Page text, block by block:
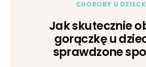
CHOROBY U
Jak skutecznie
gorączkę u
sprawdzone